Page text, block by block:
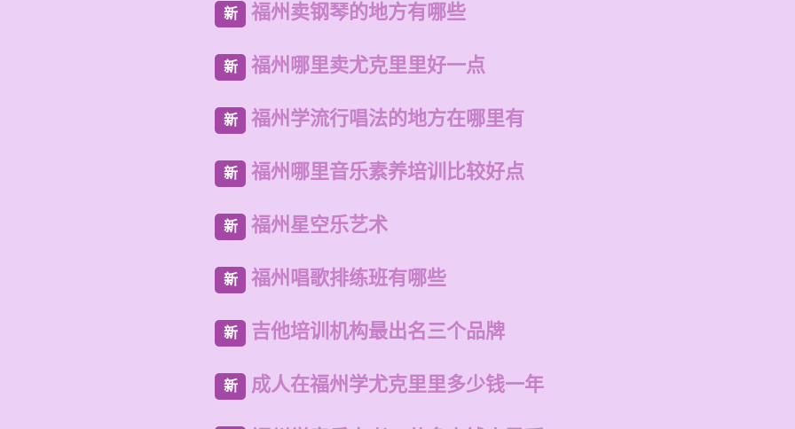
新 福州卖钢琴的地方有哪些
新 福州哪里卖尤克里里好一点
新 福州学流行唱法的地方在哪里有
新 福州哪里音乐素养培训比较好点
新 福州星空乐艺术
新 福州唱歌排练班有哪些
新 吉他培训机构最出名三个品牌
新 成人在福州学尤克里里多少钱一年